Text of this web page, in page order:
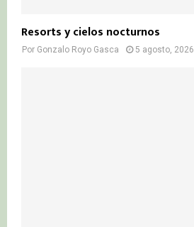
Resorts y cielos nocturnos
Por Gonzalo Royo Gasca 5 agosto, 2026